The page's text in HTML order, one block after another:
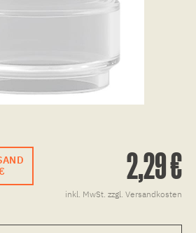
2,29 €
inkl. MwSt. zzgl. Versandkosten